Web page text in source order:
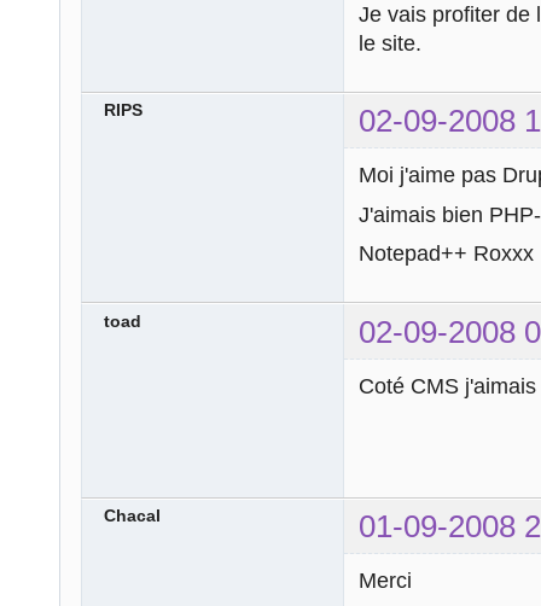
Je vais profiter de
le site.
RIPS 02-09-2008
Moi j'aime pas
J'aimais bien
Notepad++
toad 02-09-2008
Coté CMS
Chacal 01-09-2008
Merci